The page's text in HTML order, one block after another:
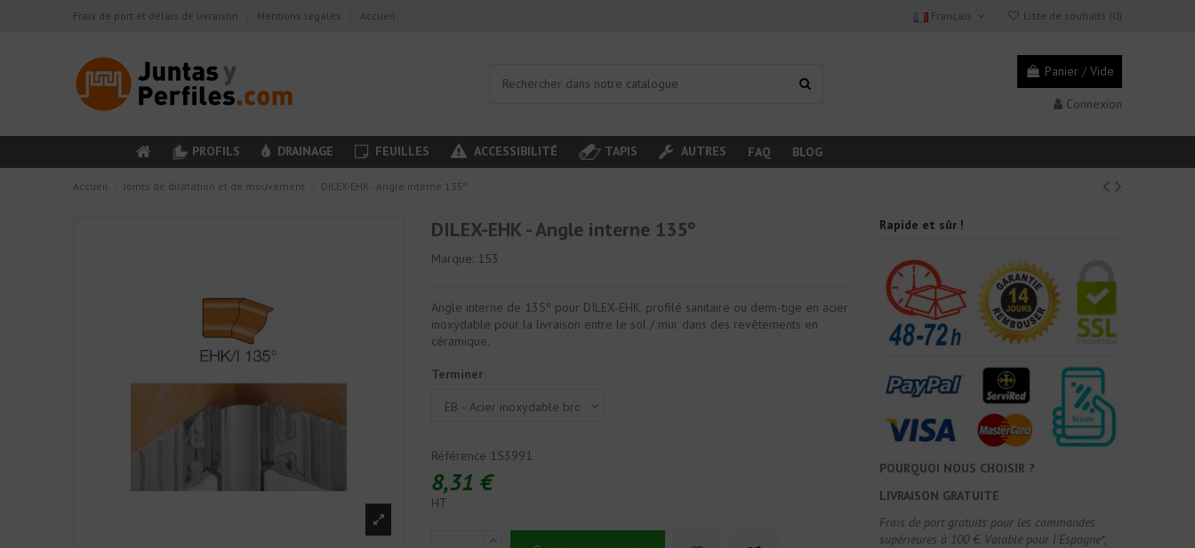
Frais de port et délais de livraison Mentions légales Accueil Français Liste de souhaits (0)
Panier / Vide
Connexion
PROFILS DRAINAGE FEUILLES ACCESSIBILITÉ TAPIS AUTRES FAQ BLOG
Accueil Joints de dilatation et de mouvement DILEX-EHK - Angle interne 135º
DILEX-EHK - Angle interne 135º
Marque: 153
Angle interne de 135º pour DILEX-EHK. profilé sanitaire ou demi-tige en acier
inoxydable pour la livraison entre le sol / mur dans des revêtements en
céramique.
Terminer
Référence 153991
8,31 €
HT
Rapide et sûr !
POURQUOI NOUS CHOISIR ?
LIVRAISON GRATUITE
Frais de port gratuits pour les commandes
supérieures à 100 €. Valable pour l'Espagne*,